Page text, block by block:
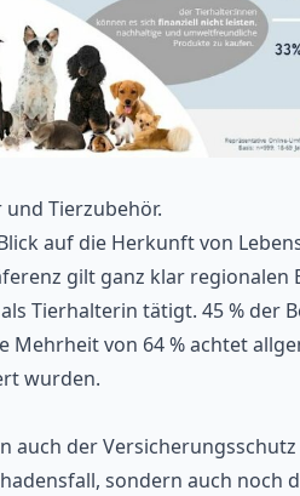
Tierzubehör.
auf die Herkunft von
gilt ganz klar regionalen
Tierhalterin tätigt. 45 % der
Mehrheit von 64 % achtet
wurden.
auch der
sondern auch noch